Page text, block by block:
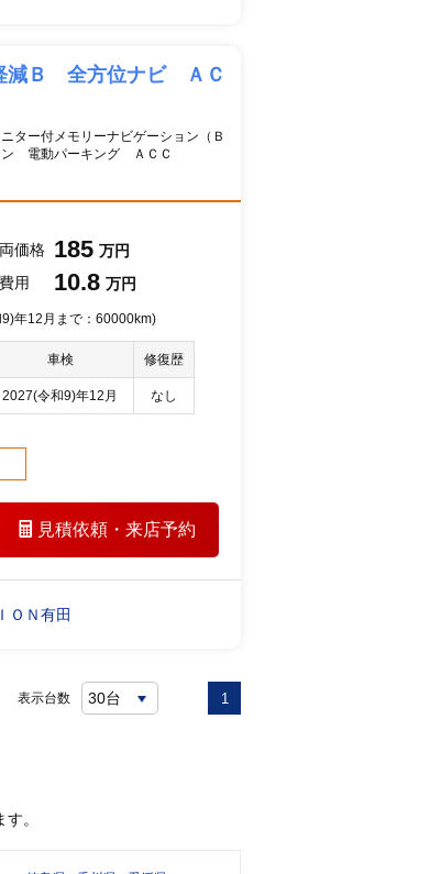
Ｂ 全方位ナビ ＡＣ
ター付メモリーナビゲーション（Ｂ
ン 電動パーキング ＡＣＣ
価格 185 万円
用
10.8 万円
年12月まで：60000km)
車検 修復歴
2027(令和9)年12月 なし
見積依頼・ 来店予約
ＯＮ有田
表示台数 1
。